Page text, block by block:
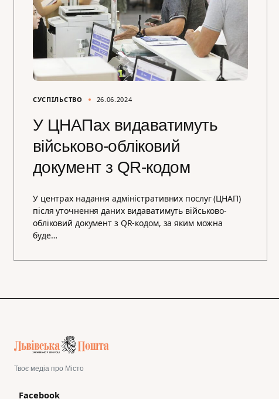
СУСПІЛЬСТВО 26.06.2024
У ЦНАПах видаватимуть
військово-обліковий
документ з QR-кодом
У центрах надання адміністративних послуг (ЦНАП)
після уточнення даних видаватимуть військово-
обліковий документ з QR-кодом, за яким можна
буде…
Твоє медіа про Місто
Facebook